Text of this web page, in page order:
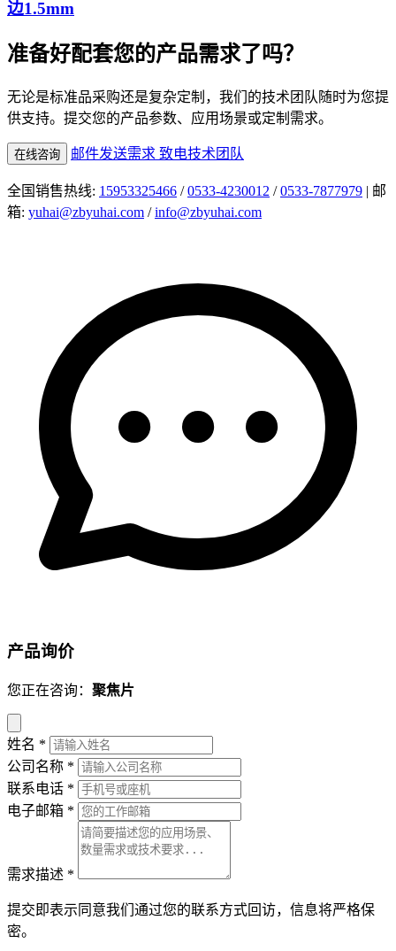
边1.5mm
准备好配套您的产品需求了吗？
无论是标准品采购还是复杂定制，我们的技术团队随时为您提
供支持。提交您的产品参数、应用场景或定制需求。
在线咨询 邮件发送需求 致电技术团队
全国销售热线: 15953325466 /0533-4230012 /0533-7877979 | 邮
箱: yuhai@zbyuhai.com /info@zbyuhai.com
产品询价
您正在咨询： 聚焦片
姓名 *
公司名称 *
联系电话 *
电子邮箱 *
需求描述 *
提交即表示同意我们通过您的联系方式回访，信息将严格保
密。